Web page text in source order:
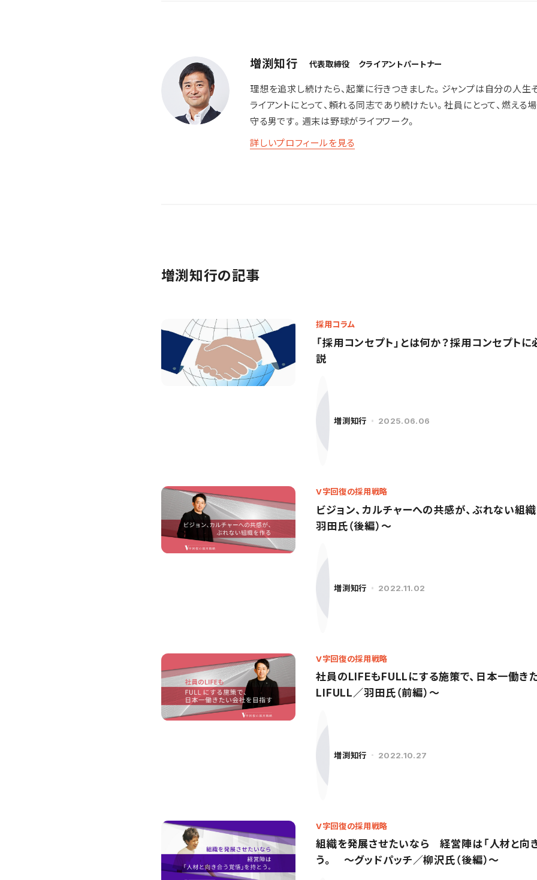
増渕知行 代表取締役 クライアントパートナー
理想を追求し続けたら、起業に行きつきました。ジャンプは自分の人生
ライアントにとって、頼れる同志であり続けたい。社員にとって、燃える
守る男です。週末は野球がライフワーク。
詳しいプロフィールを見る
増渕知行の記事
採用コラム
「採用コンセプト」とは何か？採用コンセプト
説
増渕知行 2025.06.06
V字回復の採用戦略
ビジョン、カルチャーへの共感が、ぶれない
羽田氏（後編）〜
増渕知行 2022.11.02
V字回復の採用戦略
社員のLIFEもFULLにする施策で、日本一働
LIFULL／羽田氏（前編）〜
増渕知行 2022.10.27
V字回復の採用戦略
組織を発展させたいなら 経営陣は「人材と向
う。 〜グッドパッチ／柳沢氏（後編）〜